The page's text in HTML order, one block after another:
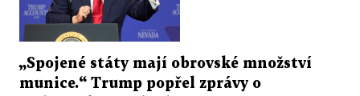
„Spojené státy mají obrovské množství
munice.“ Trump popřel zprávy o